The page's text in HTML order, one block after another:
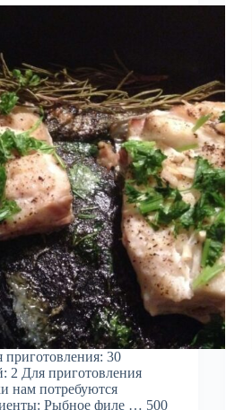
30
2 Для приготовления
нам потребуются
Рыбное филе … 500